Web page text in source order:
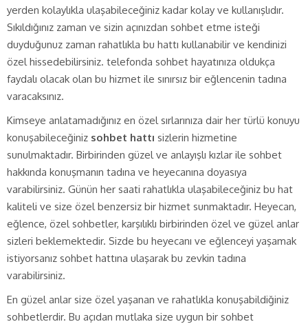
yerden kolaylıkla ulaşabileceğiniz kadar kolay ve kullanışlıdır.
Sıkıldığınız zaman ve sizin açınızdan sohbet etme isteği
duyduğunuz zaman rahatlıkla bu hattı kullanabilir ve kendinizi
özel hissedebilirsiniz. telefonda sohbet hayatınıza oldukça
faydalı olacak olan bu hizmet ile sınırsız bir eğlencenin tadına
varacaksınız.
Kimseye anlatamadığınız en özel sırlarınıza dair her türlü konuyu
konuşabileceğiniz sohbet hattı sizlerin hizmetine
sunulmaktadır. Birbirinden güzel ve anlayışlı kızlar ile sohbet
hakkında konuşmanın tadına ve heyecanına doyasıya
varabilirsiniz. Günün her saati rahatlıkla ulaşabileceğiniz bu hat
kaliteli ve size özel benzersiz bir hizmet sunmaktadır. Heyecan,
eğlence, özel sohbetler, karşılıklı birbirinden özel ve güzel anlar
sizleri beklemektedir. Sizde bu heyecanı ve eğlenceyi yaşamak
istiyorsanız sohbet hattına ulaşarak bu zevkin tadına
varabilirsiniz.
En güzel anlar size özel yaşanan ve rahatlıkla konuşabildiğiniz
sohbetlerdir. Bu açıdan mutlaka size uygun bir sohbet